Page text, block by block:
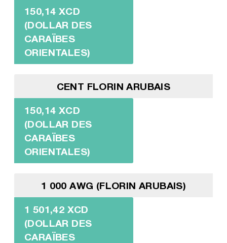
150,14 XCD
(DOLLAR DES
CARAÏBES
ORIENTALES)
CENT FLORIN ARUBAIS
150,14 XCD
(DOLLAR DES
CARAÏBES
ORIENTALES)
1 000 AWG (FLORIN ARUBAIS)
1 501,42 XCD
(DOLLAR DES
CARAÏBES